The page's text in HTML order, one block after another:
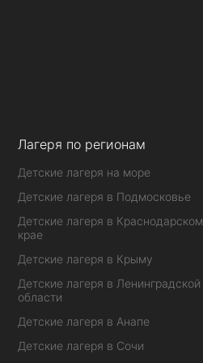
Лагеря по регионам
Детские лагеря на море
Детские лагеря в Подмосковье
Детские лагеря в Краснодарском
крае
Детские лагеря в Крыму
Детские лагеря в Ленинградской
области
Детские лагеря в Анапе
Детские лагеря в Сочи